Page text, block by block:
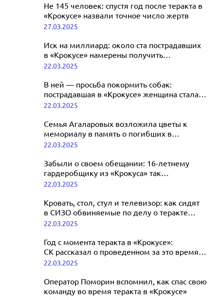
Не 145 человек: спустя год после теракта в
«Крокусе» назвали точное число жертв
27.03.2025
Иск на миллиард: около ста пострадавших
в «Крокусе» намерены получить
компенсацию
22.03.2025
В ней — просьба покормить собак:
пострадавшая в «Крокусе» женщина стала
носить с собой записку на случай смерти
22.03.2025
Семья Агаларовых возложила цветы к
мемориалу в память о погибших в
«Крокусе»
22.03.2025
Забыли о своем обещании: 16-летнему
гардеробщику из «Крокуса» так
и не подарили квартиру
22.03.2025
Кровать, стол, стул и телевизор: как сидят
в СИЗО обвиняемые по делу о теракте
в «Крокусе»
22.03.2025
Год с момента теракта в «Крокусе»:
СК рассказал о проведенном за это время
расследовании
22.03.2025
Оператор Поморин вспомнил, как спас свою
команду во время теракта в «Крокусе»